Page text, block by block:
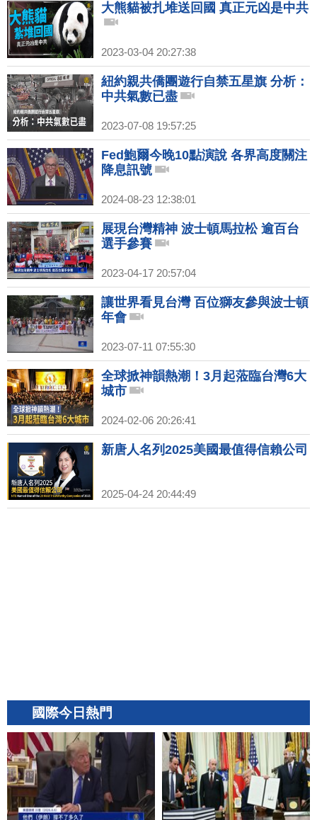
大熊貓被扎堆送回國 真正元凶是中共
2023-03-04 20:27:38
紐約親共僑團遊行自禁五星旗 分析：
中共氣數已盡
2023-07-08 19:57:25
Fed鮑爾今晚10點演說 各界高度關注
降息訊號
2024-08-23 12:38:01
展現台灣精神 波士頓馬拉松 逾百台
選手參賽
2023-04-17 20:57:04
讓世界看見台灣 百位獅友參與波士頓
年會
2023-07-11 07:55:30
全球掀神韻熱潮！3月起蒞臨台灣6大
城市
2024-02-06 20:26:41
新唐人名列2025美國最值得信賴公司
2025-04-24 20:44:49
國際今日熱門